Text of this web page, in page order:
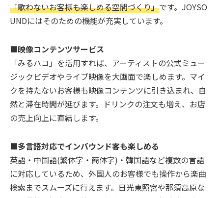
「歌わないお客様も楽しめる空間づくり」です。JOYSO
UNDにはそのための機能が充実しています。
■映像コンテンツサービス
「みるハコ」を活用すれば、アーティストの公式ミュー
ジックビデオやライブ映像を大画面で楽しめます。マイ
クを持たないお客様も映像コンテンツに引き込まれ、自
然と滞在時間が延びます。ドリンクの注文も増え、お店
の売上向上に直結します。
■多言語対応でインバウンド客も楽しめる
英語・中国語(繁体字・簡体字)・韓国語など複数の言語
に対応しているため、外国人のお客様でも操作から楽曲
検索までスムーズに行えます。日光東照宮や那須高原な